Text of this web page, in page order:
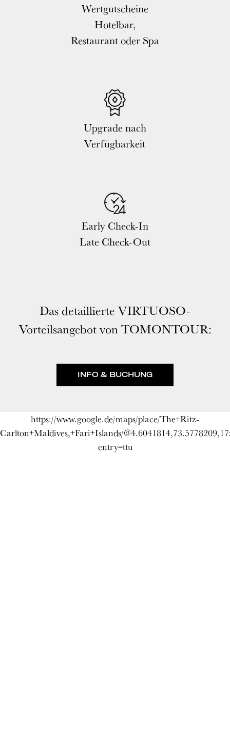
Wertgutscheine
Hotelbar,
Restaurant oder Spa
Upgrade nach
Verfügbarkeit
Early Check-In
Late Check-Out
Das detaillierte VIRTUOSO-
Vorteilsangebot von TOMONTOUR:
INFO & BUCHUNG
https://www.google.de/maps/place/The+Ritz-
Carlton+Maldives,+Fari+Islands/
entry=ttu